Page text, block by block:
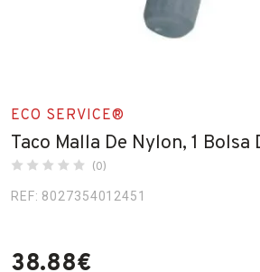
FAQ’s
Contacto
ECO SERVICE®
Taco Malla De Nylon, 1 Bolsa
(0)
REF: 8027354012451
38.88€